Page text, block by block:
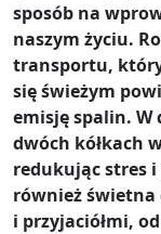
sposób na
naszym życiu.
transportu,
się świeżym
emisję spalin.
dwóch kółkach
redukując stres
również świetna
i przyjaciółmi,